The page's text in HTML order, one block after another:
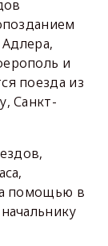
и
поезда из
Санкт-
помощью в